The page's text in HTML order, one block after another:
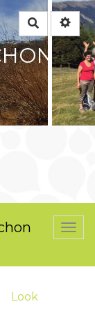
Rechercher
Look